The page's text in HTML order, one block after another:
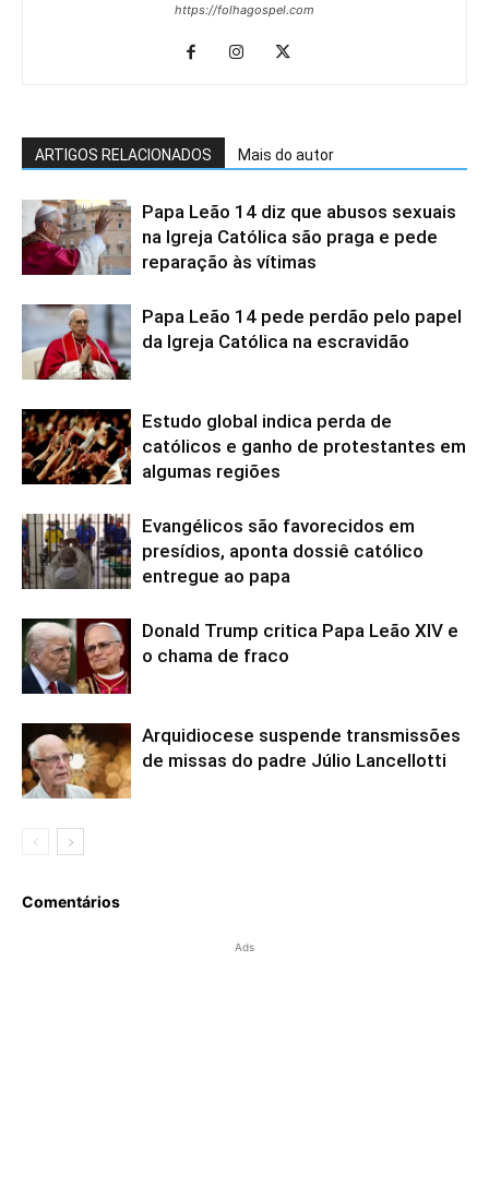
https://folhagospel.com
ARTIGOS RELACIONADOS Mais do autor
Papa Leão 14 diz que abusos sexuais
na Igreja Católica são praga e pede
reparação às vítimas
Papa Leão 14 pede perdão pelo papel
da Igreja Católica na escravidão
Estudo global indica perda de
católicos e ganho de protestantes em
algumas regiões
Evangélicos são favorecidos em
presídios, aponta dossiê católico
entregue ao papa
Donald Trump critica Papa Leão XIV e
o chama de fraco
Arquidiocese suspende transmissões
de missas do padre Júlio Lancellotti
Comentários
Ads